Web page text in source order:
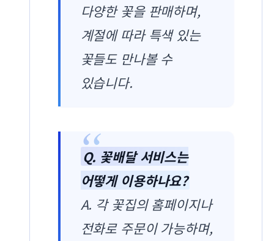
다양한 꽃을 판매하며,
계절에 따라 특색 있는
꽃들도 만나볼 수
있습니다.
Q. 꽃배달 서비스는
어떻게 이용하나요?
A. 각 꽃집의 홈페이지나
전화로 주문이 가능하며,